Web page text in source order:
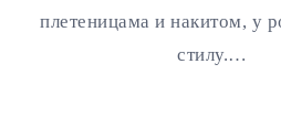
плетеницама и накитом, у
стилу.…